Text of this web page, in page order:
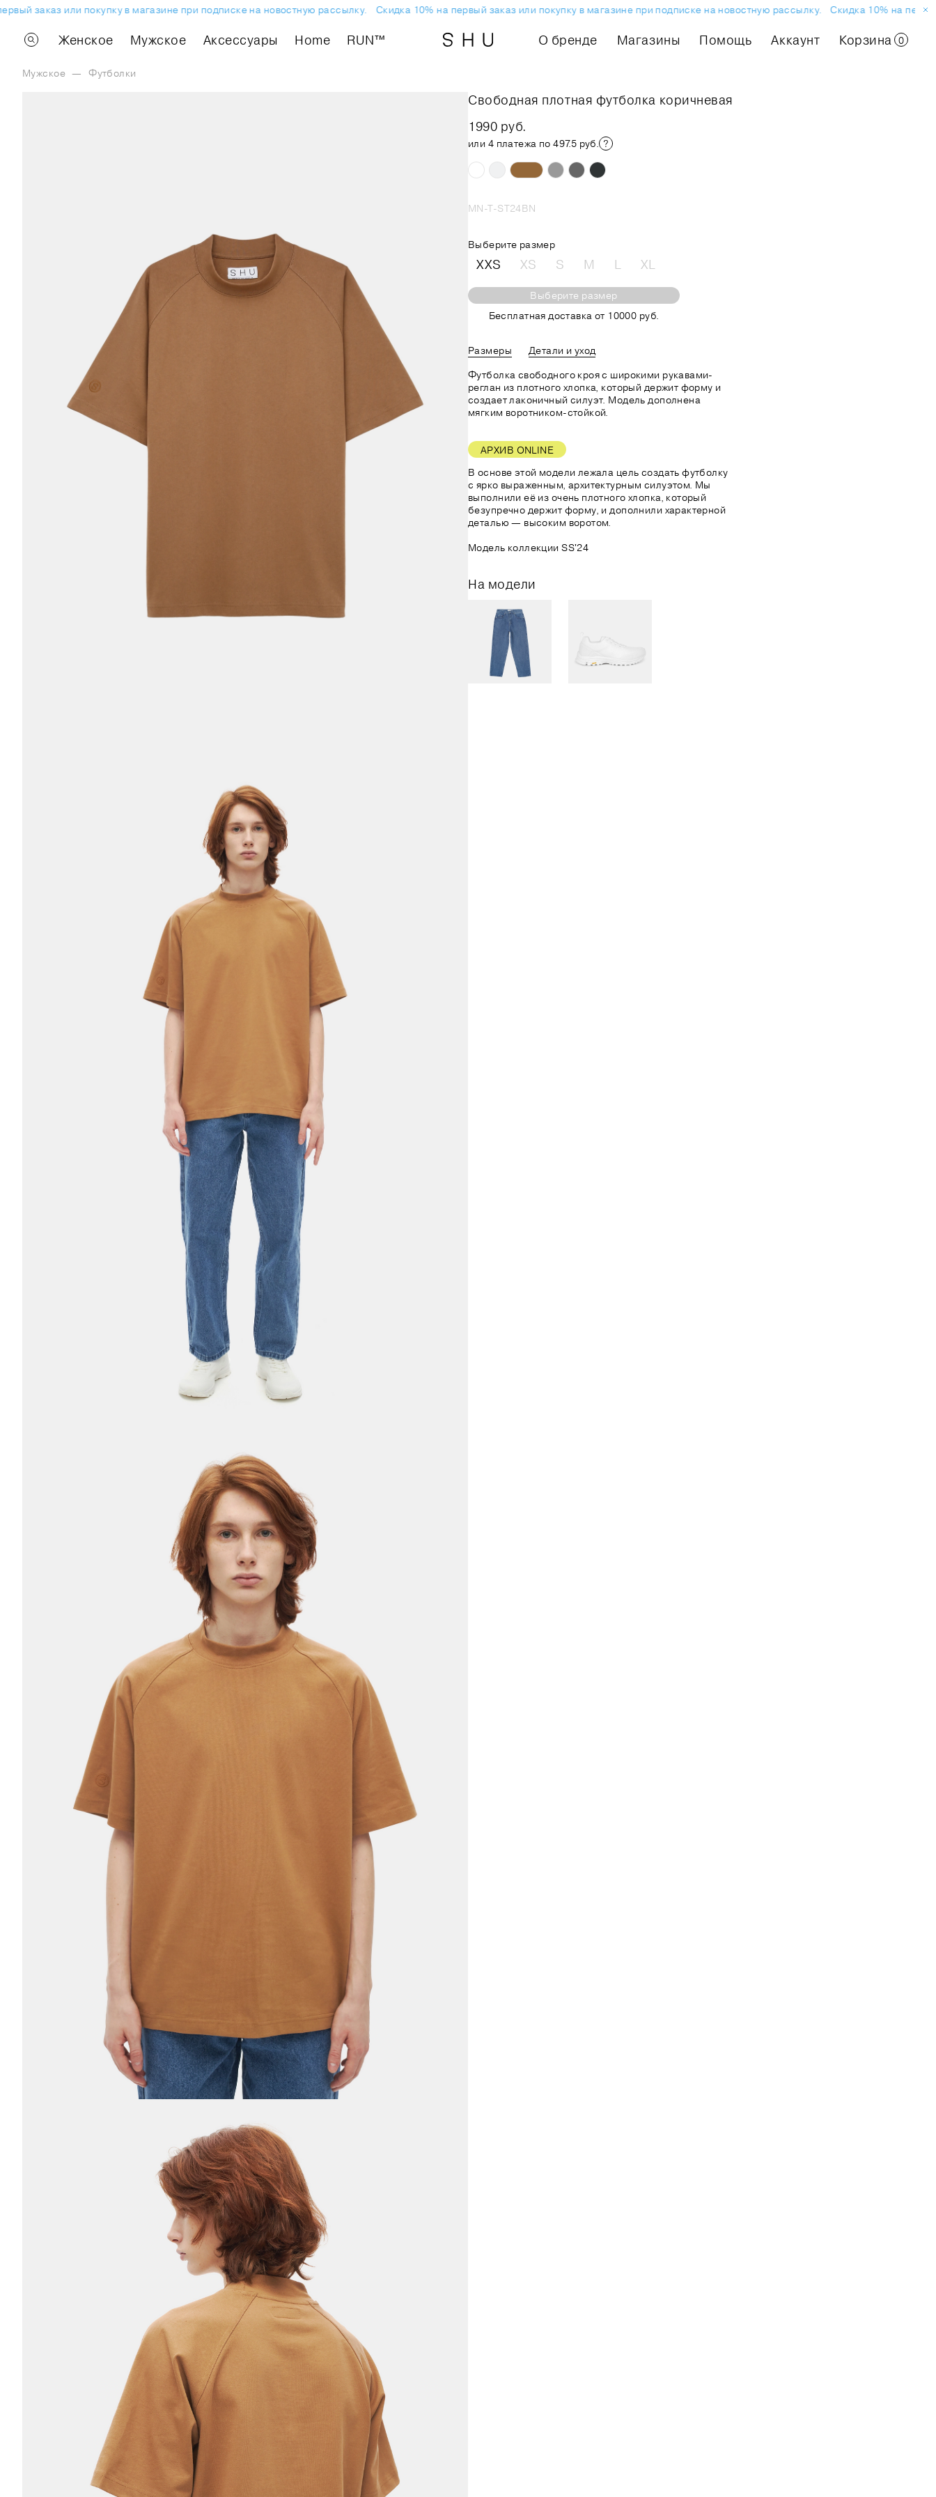
заказ или покупку в магазине при подписке на новостную рассылку. Скидка 10% на первый заказ или покупку в магазине при подписке на новостную рассылку. Скидка 10% на первый
Женское Мужское Аксессуары Home RUN™ О бренде Магазины Помощь Аккаунт Корзина 0
Мужское — Футболки
Свободная плотная футболка коричневая
1990 руб.
или 4 платежа по 497.5 руб.
MN-T-ST24BN
Выберите размер
XXS XS S M L XL
Выберите размер
Бесплатная доставка от 10000 руб.
Размеры
Детали и уход
Футболка свободного кроя с широкими рукавами-
реглан из плотного хлопка, который держит форму и
создает лаконичный силуэт. Модель дополнена
мягким воротником-стойкой.
АРХИВ ONLINE
В основе этой модели лежала цель создать футболку
с ярко выраженным, архитектурным силуэтом. Мы
выполнили её из очень плотного хлопка, который
безупречно держит форму, и дополнили характерной
деталью — высоким воротом.
Модель коллекции SS'24
На модели